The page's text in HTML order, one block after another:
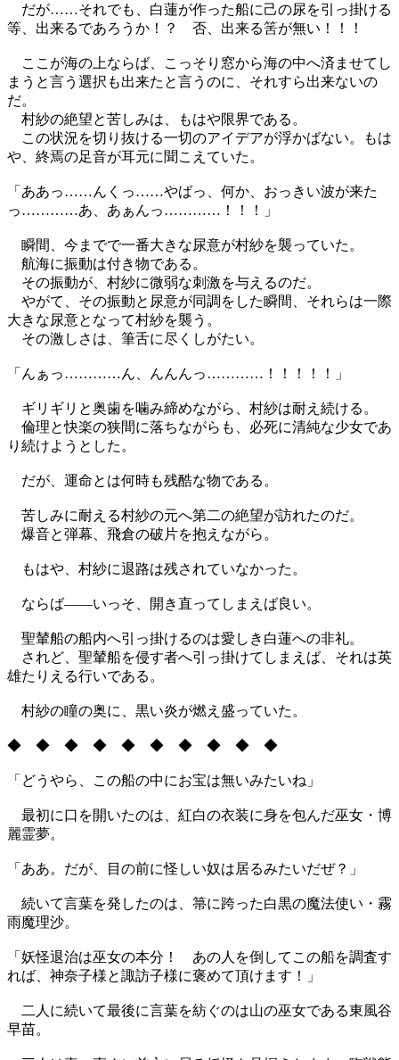
だが……それでも、白蓮が作った船に己の尿を引っ掛ける
等、出来るであろうか！？ 否、出来る筈が無い！！！
ここが海の上ならば、こっそり窓から海の中へ済ませてし
まうと言う選択も出来たと言うのに、それすら出来ないの
だ。
村紗の絶望と苦しみは、もはや限界である。
この状況を切り抜ける一切のアイデアが浮かばない。もは
や、終焉の足音が耳元に聞こえていた。
「ああっ……んくっ……やばっ、何か、おっきい波が来た
っ…………あ、あぁんっ…………！！！」
瞬間、今までで一番大きな尿意が村紗を襲っていた。
航海に振動は付き物である。
その振動が、村紗に微弱な刺激を与えるのだ。
やがて、その振動と尿意が同調をした瞬間、それらは一際
大きな尿意となって村紗を襲う。
その激しさは、筆舌に尽くしがたい。
「んぁっ…………ん、んんんっ…………！！！！！」
ギリギリと奥歯を噛み締めながら、村紗は耐え続ける。
倫理と快楽の狭間に落ちながらも、必死に清純な少女であ
り続けようとした。
だが、運命とは何時も残酷な物である。
苦しみに耐える村紗の元へ第二の絶望が訪れたのだ。
爆音と弾幕、飛倉の破片を抱えながら。
もはや、村紗に退路は残されていなかった。
ならば――いっそ、開き直ってしまえば良い。
聖輦船の船内へ引っ掛けるのは愛しき白蓮への非礼。
されど、聖輦船を侵す者へ引っ掛けてしまえば、それは英
雄たりえる行いである。
村紗の瞳の奥に、黒い炎が燃え盛っていた。
◆ ◆ ◆ ◆ ◆ ◆ ◆ ◆ ◆ ◆
「どうやら、この船の中にお宝は無いみたいね」
最初に口を開いたのは、紅白の衣装に身を包んだ巫女・博
麗霊夢。
「ああ。だが、目の前に怪しい奴は居るみたいだぜ？」
続いて言葉を発したのは、箒に跨った白黒の魔法使い・霧
雨魔理沙。
「妖怪退治は巫女の本分！ あの人を倒してこの船を調査す
れば、神奈子様と諏訪子様に褒めて頂けます！」
二人に続いて最後に言葉を紡ぐのは山の巫女である東風谷
早苗。